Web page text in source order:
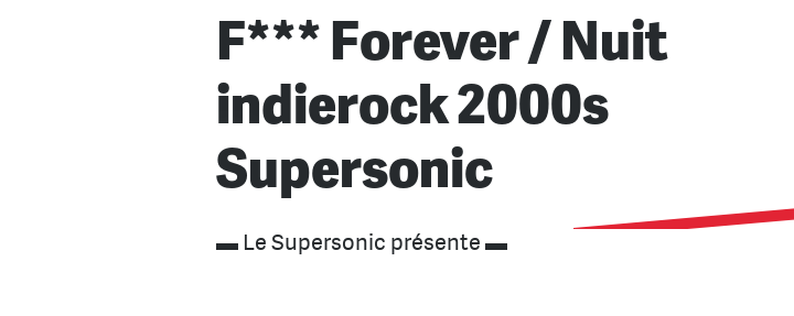
F*** Forever / Nuit
indierock 2000s
Supersonic
▬ Le Supersonic présente ▬